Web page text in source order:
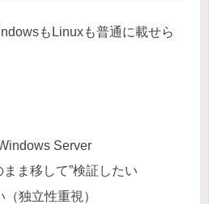
もLinuxも普通に載せら
Server
まま移して”検証したい
独立性重視）